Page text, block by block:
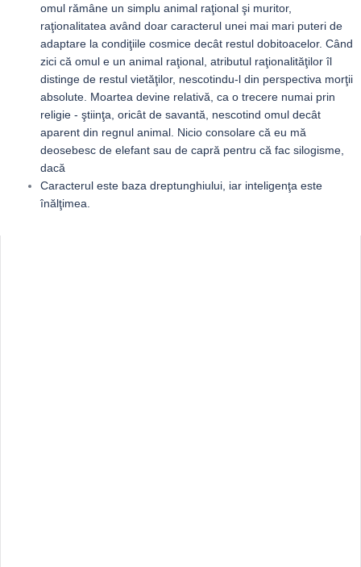
omul rămâne un simplu animal raţional şi muritor,
raţionalitatea având doar caracterul unei mai mari puteri de
adaptare la condiţiile cosmice decât restul dobitoacelor. Când
zici că omul e un animal raţional, atributul raţionalităţilor îl
distinge de restul vietăţilor, nescotindu-l din perspectiva morţii
absolute. Moartea devine relativă, ca o trecere numai prin
religie - ştiinţa, oricât de savantă, nescotind omul decât
aparent din regnul animal. Nicio consolare că eu mă
deosebesc de elefant sau de capră pentru că fac silogisme,
dacă
Caracterul este baza dreptunghiului, iar inteligenţa este
înălţimea.